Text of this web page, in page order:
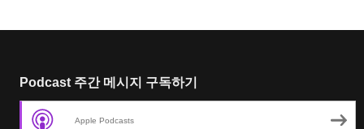
Podcast 주간 메시지 구독하기
Apple Podcasts